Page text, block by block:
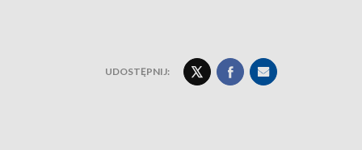
UDOSTĘPNIJ: